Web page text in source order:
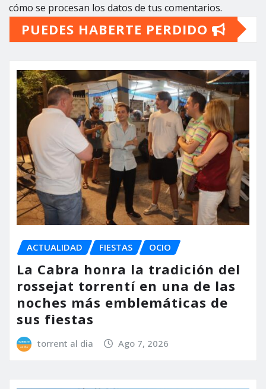
cómo se procesan los datos de tus comentarios.
PUEDES HABERTE PERDIDO
ACTUALIDAD FIESTAS OCIO
La Cabra honra la tradición del
rossejat torrentí en una de las
noches más emblemáticas de
sus fiestas
torrent al dia Ago 7, 2026